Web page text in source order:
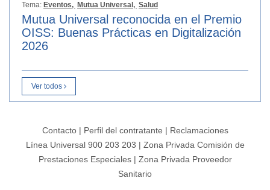
Tema: Eventos, Mutua Universal, Salud
Mutua Universal reconocida en el Premio
OISS: Buenas Prácticas en Digitalización
2026
Ver todos
Contacto| Perfil del contratante | Reclamaciones
Línea Universal 900 203 203 | Zona Privada Comisión de
Prestaciones Especiales| Zona Privada Proveedor
Sanitario